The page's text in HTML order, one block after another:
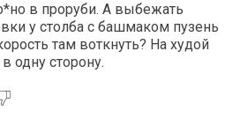
в проруби. А выбежать
у столба с башмаком пузень
там воткнуть? На худой
одну сторону.